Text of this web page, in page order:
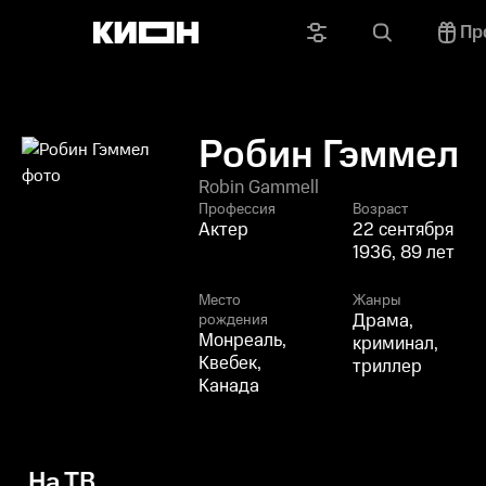
Робин Гэммел
Robin Gammell
Профессия
Актер
Возраст
22 сентября
1936, 89 лет
Место
рождения
Монреаль,
Квебек,
Канада
Жанры
Драма,
криминал,
триллер